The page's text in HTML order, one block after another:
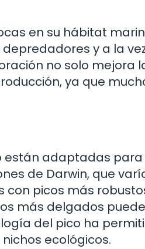
en su hábitat
y a la
no solo mejora
ya que
están adaptadas para
de Darwin, que
con picos más
más delgados
del pico ha
ecológicos.